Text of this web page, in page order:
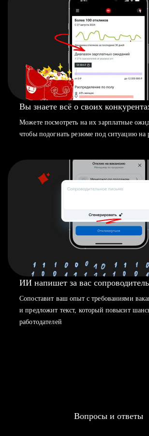
Вы знаете всё о своих
Можете посмотреть на их зарплатные
чтобы подогнать резюме под ситуацию на
ИИ напишет за вас
Сопоставит ваш опыт с требованиями
и предложит текст, который повысит
работодателей
Вопросы и ответы